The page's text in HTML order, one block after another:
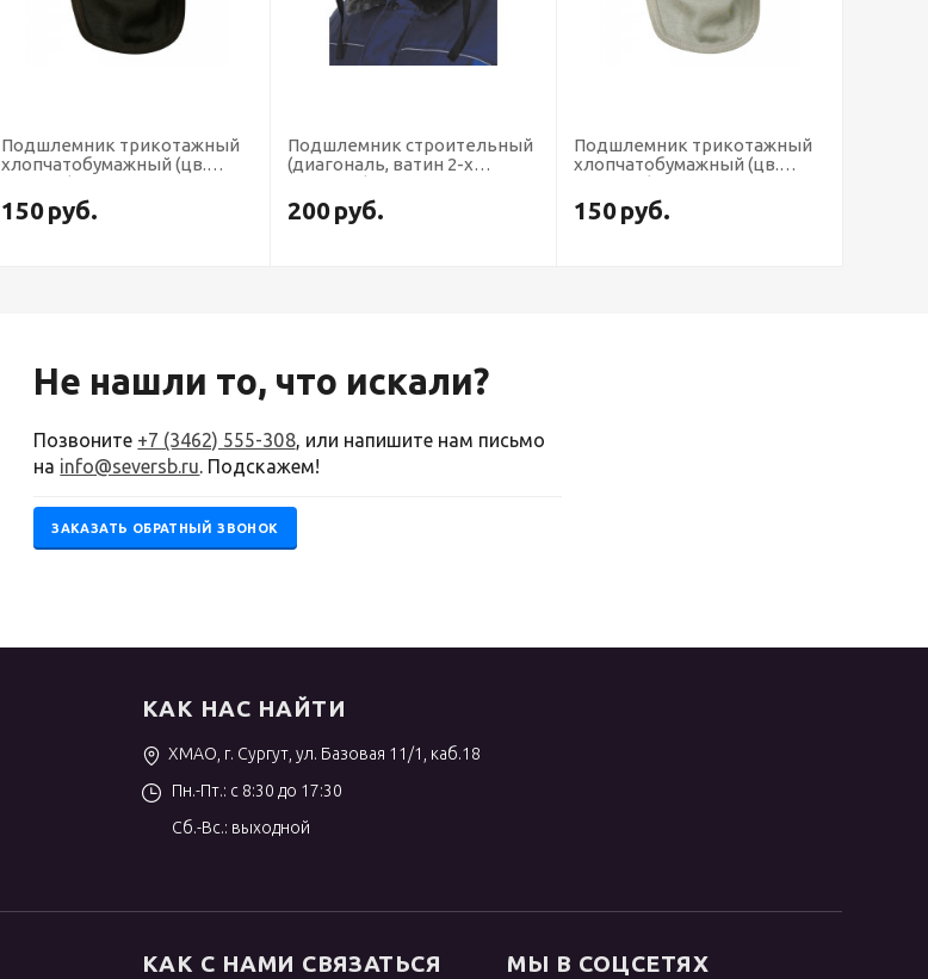
Подшлемник трикотажный
хлопчатобумажный (цв.
черный) цена за шт.,кратно
10 (х10х250)
150руб.
Подшлемник строительный
(диагональ, ватин 2-х
слойный)
200руб.
Подшлемник трикотажный
хлопчатобумажный (цв.
суровый) цена за шт.,кратно
10 (х10х250)
150руб.
Не нашли то, что искали?
Позвоните +7 (3462) 555-308, или напишите нам письмо
на info@seversb.ru. Подскажем!
ЗАКАЗАТЬ ОБРАТНЫЙ ЗВОНОК
КАК НАС НАЙТИ
ХМАО, г. Сургут, ул. Базовая 11/1, каб.18
Пн.-Пт.: с 8:30 до 17:30
Сб.-Вс.: выходной
КАК С НАМИ СВЯЗАТЬСЯ МЫ В СОЦСЕТЯХ